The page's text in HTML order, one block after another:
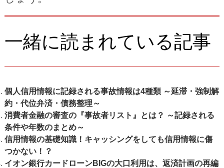
一緒に読まれている記事
個人信用情報に記録される事故情報は4種類 ～延滞・強制解
約・代位弁済・債務整理～
消費者金融の審査の『事故者リスト』とは？ ～記録される
条件や年数のまとめ～
信用情報の基礎知識！キャッシングをしても信用情報に傷
つかない！？
イオン銀行カードローンBIGの大口利用は、返済計画の再編